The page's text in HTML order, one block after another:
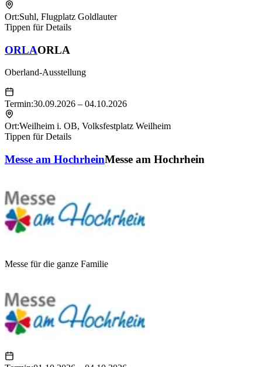
Ort:Suhl, Flugplatz Goldlauter
Tippen für Details
ORLAORLA
Oberland-Ausstellung
Termin:30.09.2026 – 04.10.2026
Ort:Weilheim i. OB, Volksfestplatz Weilheim
Tippen für Details
Messe am HochrheinMesse am Hochrhein
Messe für die ganze Familie